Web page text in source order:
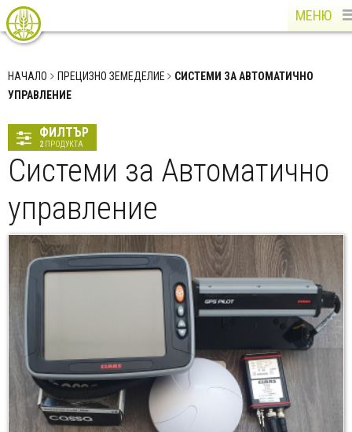
МЕНЮ
НАЧАЛО ПРЕЦИЗНО ЗЕМЕДЕЛИЕ
СИСТЕМИ ЗА АВТОМАТИЧНО
УПРАВЛЕНИЕ
ФИЛТЪР
2 ПРОДУКТА
Системи за Автоматично
управление